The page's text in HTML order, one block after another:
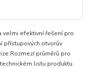
velmi efektivní řešení pro
přístupových otvorův
průměrů pro
listu produktu.